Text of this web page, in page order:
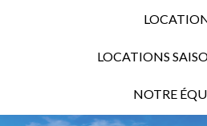
LOCATIONS
NOTRE